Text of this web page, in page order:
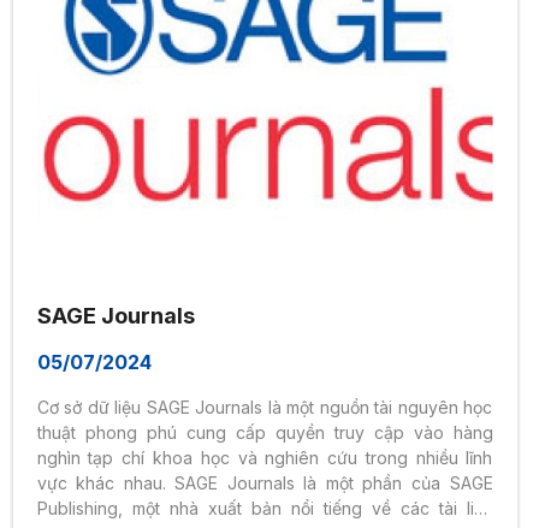
SAGE Journals
05/07/2024
Cơ sở dữ liệu SAGE Journals là một nguồn tài nguyên học
thuật phong phú cung cấp quyền truy cập vào hàng
nghìn tạp chí khoa học và nghiên cứu trong nhiều lĩnh
vực khác nhau. SAGE Journals là một phần của SAGE
Publishing, một nhà xuất bản nổi tiếng về các tài liệu